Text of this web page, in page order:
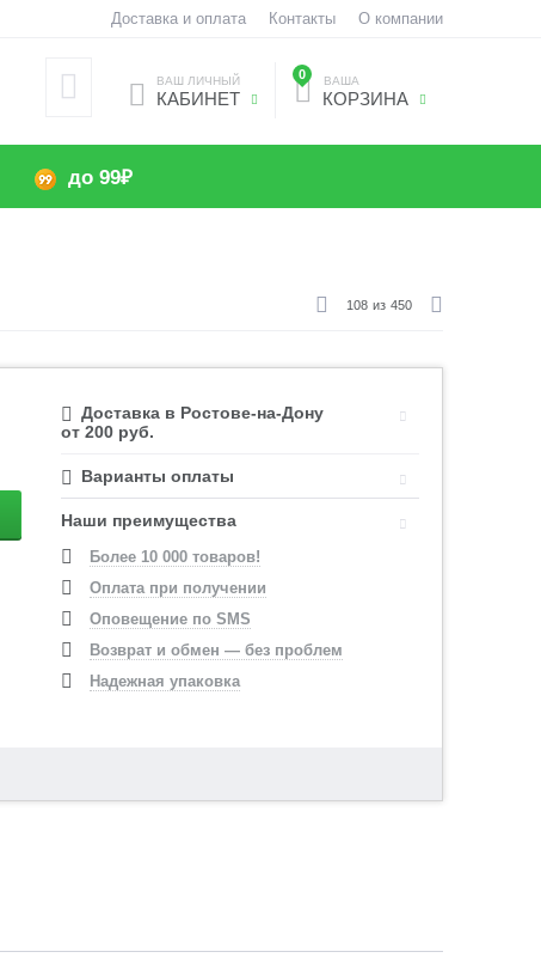
Доставка и оплата Контакты О компании
0 ВАША
КОРЗИНА
ВАШ ЛИЧНЫЙ
КАБИНЕТ
до 99₽
108 из 450
Доставка в Ростове-на-Дону
от 200 руб.
Варианты оплаты
Наши преимущества
Более 10 000 товаров!
Оплата при получении
Оповещение по SMS
Возврат и обмен — без проблем
Надежная упаковка